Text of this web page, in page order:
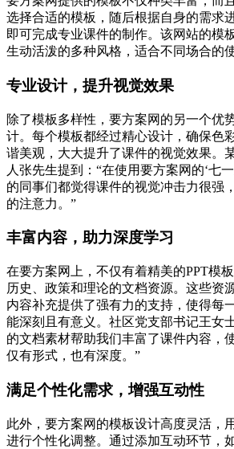
选择合适的模板，随后根据自身的需求
即可完成专业课件的制作。该网站的模
生动活泼的多种风格，适合不同场合的使
专业设计，提升视觉效果
除了模板多样性，要方案网的另一个优
计。每个模板都经过精心设计，确保色
谐美观，大大提升了课件的视觉效果。
人张先生提到：“在使用要方案网的‘七
的同事们都觉得课件的视觉冲击力很强
的注意力。”
丰富内容，助力深度学习
在要方案网上，不仅有着精美的PPT模
历史、政策和理论的文档资源。这些资
内容补充提供了强有力的支持，使得每
能深刻且有意义。社区党支部书记王女
的文档素材帮助我们丰富了课件内容，
仅有形式，也有深度。”
满足个性化需求，增强互动性
此外，要方案网的模板设计高度灵活，
进行个性化调整。通过添加互动环节，